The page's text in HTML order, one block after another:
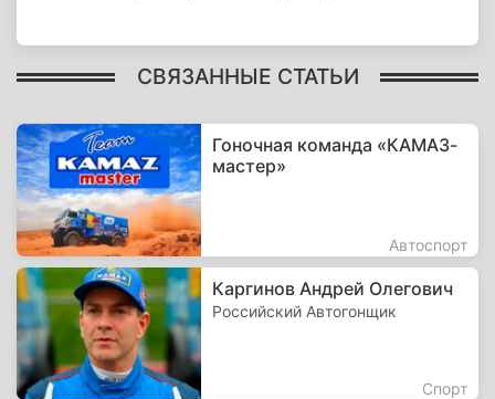
СВЯЗАННЫЕ СТАТЬИ
Гоночная команда «КАМАЗ-
мастер»
Автоспорт
Каргинов Андрей Олегович
Российский Автогонщик
Спорт